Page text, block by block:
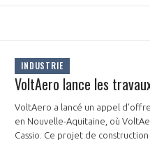
INDUSTRIE
VoltAero lance les
VoltAero a lancé un appel
en Nouvelle-Aquitaine, où
Cassio. Ce projet de